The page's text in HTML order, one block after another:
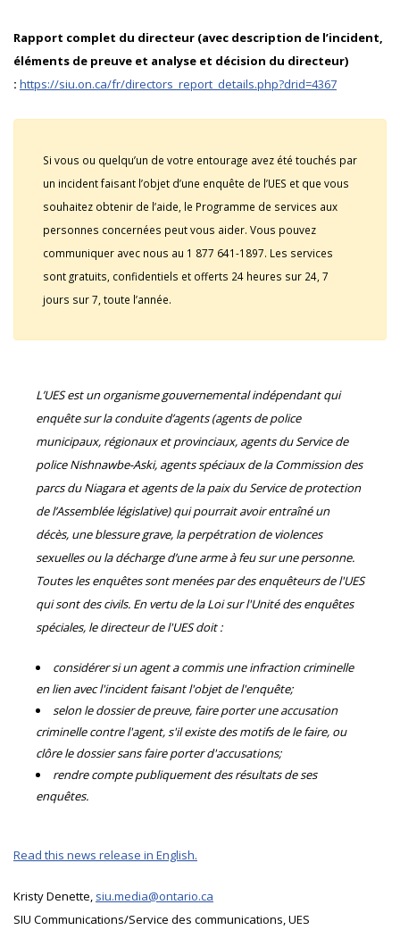
Rapport complet du directeur (avec description de l’incident,
éléments de preuve et analyse et décision du directeur)
: https://siu.on.ca/fr/directors_report_details.php?drid=4367
Si vous ou quelqu’un de votre entourage avez été touchés par
un incident faisant l’objet d’une enquête de l’UES et que vous
souhaitez obtenir de l’aide, le Programme de services aux
personnes concernées peut vous aider. Vous pouvez
communiquer avec nous au 1 877 641-1897. Les services
sont gratuits, confidentiels et offerts 24 heures sur 24, 7
jours sur 7, toute l’année.
L’UES est un organisme gouvernemental indépendant qui
enquête sur la conduite d’agents (agents de police
municipaux, régionaux et provinciaux, agents du Service de
police Nishnawbe-Aski, agents spéciaux de la Commission des
parcs du Niagara et agents de la paix du Service de protection
de l’Assemblée législative) qui pourrait avoir entraîné un
décès, une blessure grave, la perpétration de violences
sexuelles ou la décharge d’une arme à feu sur une personne.
Toutes les enquêtes sont menées par des enquêteurs de l'UES
qui sont des civils. En vertu de la Loi sur l'Unité des enquêtes
spéciales, le directeur de l'UES doit :
considérer si un agent a commis une infraction criminelle
en lien avec l'incident faisant l'objet de l'enquête;
selon le dossier de preuve, faire porter une accusation
criminelle contre l'agent, s'il existe des motifs de le faire, ou
clôre le dossier sans faire porter d'accusations;
rendre compte publiquement des résultats de ses
enquêtes.
Read this news release in English.
Kristy Denette, siu.media@ontario.ca
SIU Communications/Service des communications, UES